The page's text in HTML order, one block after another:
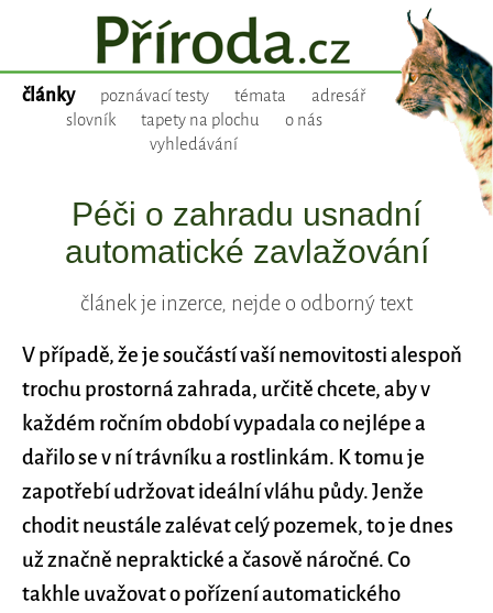
články poznávací testy témata
adresář
slovník
tapety na plochu
o nás
vyhledávání
Péči o zahradu usnadní
automatické zavlažování
článek je inzerce, nejde o odborný text
V případě, že je součástí vaší nemovitosti alespoň
trochu prostorná zahrada, určitě chcete, aby v
každém ročním období vypadala co nejlépe a
dařilo se v ní trávníku a rostlinkám. K tomu je
zapotřebí udržovat ideální vláhu půdy. Jenže
chodit neustále zalévat celý pozemek, to je dnes
už značně nepraktické a časově náročné. Co
takhle uvažovat o pořízení automatického